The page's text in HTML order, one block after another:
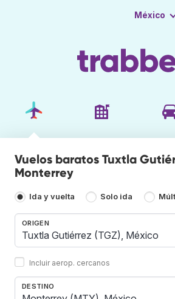
México
Vuelos baratos Tuxtla
Monterrey
Ida y vuelta Solo ida
ORIGEN
Incluir aerop. cercanos
DESTINO